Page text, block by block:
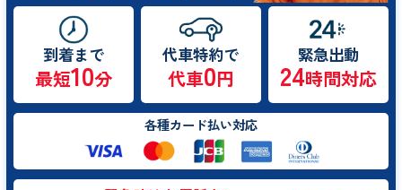
到着まで
最短10分
代車特約で
代車0円
緊急出動
24時間対応
各種カード払い対応